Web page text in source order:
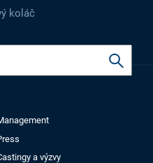
koláč
a výzvy